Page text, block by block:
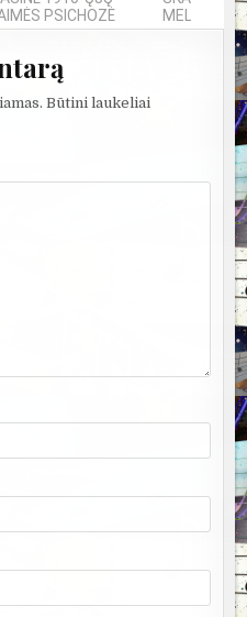
PSICHOZĖ
MELAI IR
Būtini laukeliai